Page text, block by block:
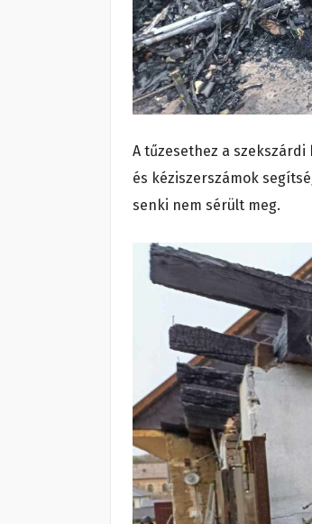
A tűzesethez a
és kéziszerszámok
senki nem sérült meg.